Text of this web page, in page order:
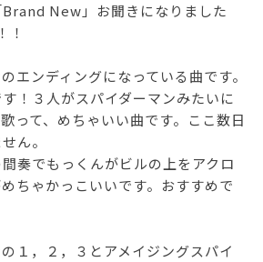
New」お聞きになりました
！
エンディングになっている曲です。
！３人がスパイダーマンみたいに
って、めちゃいい曲です。ここ数日
ん。
奏でもっくんがビルの上をアクロ
ちゃかっこいいです。おすすめで
１，２，３とアメイジングスパイ